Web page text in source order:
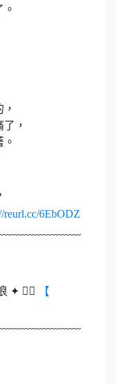
，
reurl.cc/6EbODZ
✦ 👉🏻
【